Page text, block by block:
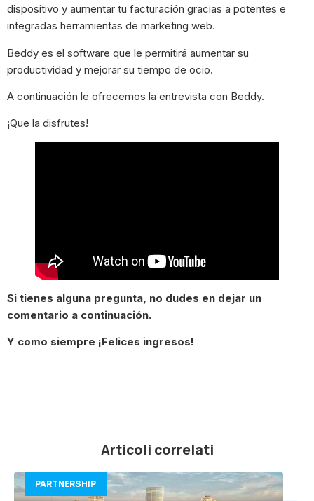
dispositivo y aumentar tu facturación gracias a potentes e
integradas herramientas de marketing web.
Beddy es el software que le permitirá aumentar su
productividad y mejorar su tiempo de ocio.
A continuación le ofrecemos la entrevista con Beddy.
¡Que la disfrutes!
Si tienes alguna pregunta, no dudes en dejar un
comentario a continuación.
Y como siempre ¡Felices ingresos!
Articoli correlati
PARTNERSHIP